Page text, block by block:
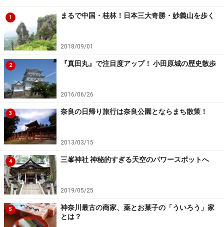
コンビニはもちろん、ホームにある立ち食いそば屋を利
用するのもいいでしょう。特に、千葉県の我孫子駅ホー
ムにある「弥生軒」というお店では、大きな唐揚げの乗
ったそばが有名です。
また、駅構内にレストランがあり、食事ができる駅もあ
ります。たとえば東京駅や品川駅はエキナカが充実し、
改札を出なくても、グルメが堪能できることで人気で
す。
都心を離れれば、駅構内にお店がない駅もあります。万
が一の時のために、おにぎりをカバンに忍ばせておくと
安心です。
1 まるで中国・桂林！日本三大奇勝・妙義山を歩く
2018/09/01
2 『真田丸』で注目度アップ！ 小田原城の歴史散歩
2016/06/26
3 奈良の日帰り旅行は奈良公園とならまち散策！
2013/03/15
4 三峯神社 神秘的すぎる天空のパワースポットへ
2019/05/25
5
神奈川最古の商家、薬とお菓子の「ういろう」家
とは？